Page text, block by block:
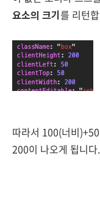
요소의 크기를 리턴
따라서 100(너비
200이 나오게 됩니다.